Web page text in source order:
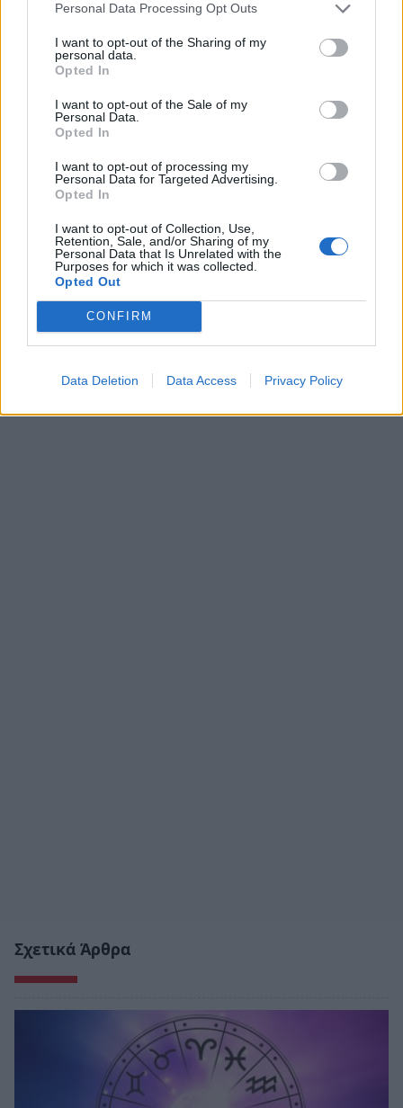
Personal Data Processing Opt Outs
I want to opt-out of the Sharing of my
personal data.
Opted In
I want to opt-out of the Sale of my
Personal Data.
Opted In
I want to opt-out of processing my
Personal Data for Targeted Advertising.
Opted In
I want to opt-out of Collection, Use,
Retention, Sale, and/or Sharing of my
Personal Data that Is Unrelated with the
Purposes for which it was collected.
Opted Out
CONFIRM
Data Deletion Data Access Privacy Policy
Ακολουθήστε τοnotospress.gr
στο Google News και
ΖΩΔΙΑ ΖΩΔΙΑ ΣΗΜΕΡΑ
ΠΡΟΒΛΕΨΕΙΣ ΣΗΜΕΡΑ
ΗΜΕΡΗΣΙΕΣ ΠΡΟΒΛΕΨΕΙΣ
ΚΑΘΗΜΕΡΙΝΕΣ ΠΡΟΒΛΕΨΕΙΣ
ΑΣΤΡΟΛΟΓΙΚΕΣ ΠΡΟΒΛΕΨΕΙΣ
ΑΥΓΟΥΣΤΟΣ 2023
ΠΛΑΝΗΤΕΣ
ΩΡΟΣΚΟΠΟΣ
Σχετικά Άρθρα